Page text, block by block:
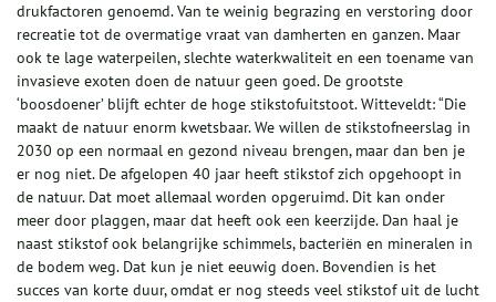
drukfactoren genoemd. Van te weinig begrazing en verstoring door
recreatie tot de overmatige vraat van damherten en ganzen. Maar
ook te lage waterpeilen, slechte waterkwaliteit en een toename van
invasieve exoten doen de natuur geen goed. De grootste
‘boosdoener’ blijft echter de hoge stikstofuitstoot. Witteveldt: “Die
maakt de natuur enorm kwetsbaar. We willen de stikstofneerslag in
2030 op een normaal en gezond niveau brengen, maar dan ben je
er nog niet. De afgelopen 40 jaar heeft stikstof zich opgehoopt in
de natuur. Dat moet allemaal worden opgeruimd. Dit kan onder
meer door plaggen, maar dat heeft ook een keerzijde. Dan haal je
naast stikstof ook belangrijke schimmels, bacteriën en mineralen in
de bodem weg. Dat kun je niet eeuwig doen. Bovendien is het
succes van korte duur, omdat er nog steeds veel stikstof uit de lucht